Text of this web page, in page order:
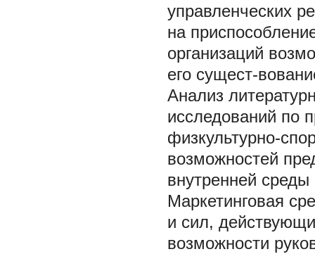
управленческих
на
организаций
его сущест-
Анализ
исследований по
физкультурно-
возможностей
внутренней среды
Маркетинговая
и сил,
возможности